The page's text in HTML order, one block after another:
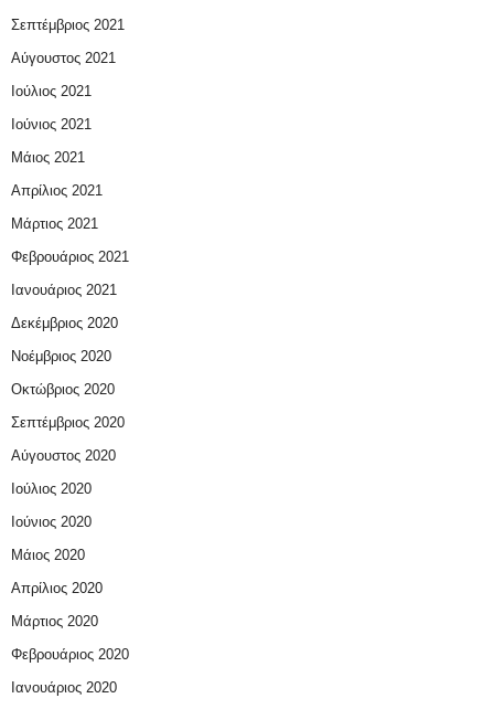
Σεπτέμβριος 2021
Αύγουστος 2021
Ιούλιος 2021
Ιούνιος 2021
Μάιος 2021
Απρίλιος 2021
Μάρτιος 2021
Φεβρουάριος 2021
Ιανουάριος 2021
Δεκέμβριος 2020
Νοέμβριος 2020
Οκτώβριος 2020
Σεπτέμβριος 2020
Αύγουστος 2020
Ιούλιος 2020
Ιούνιος 2020
Μάιος 2020
Απρίλιος 2020
Μάρτιος 2020
Φεβρουάριος 2020
Ιανουάριος 2020